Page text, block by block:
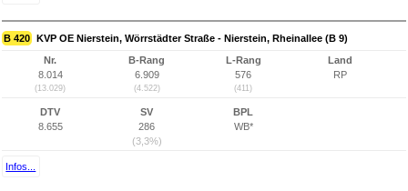
B 420 KVP OE Nierstein, Wörrstädter Straße - Nierstein, Rheinallee (B 9)
Nr.
8.014
(13.029)
B-Rang
6.909
(4.522)
L-Rang
576
(411)
Land
RP
DTV
8.655
SV
286
(3,3%)
BPL
WB*
Infos...